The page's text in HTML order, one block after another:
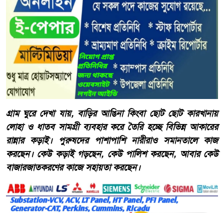
গ্রাম ঘুরে দেখা যায়, বাড়ির আঙিনা কিংবা ছোট ছোট কারখানায়
লোহা ও ধাতব সামগ্রী ব্যবহার করে তৈরি হচ্ছে বিভিন্ন আকারের
রান্নার কড়াই। পুরুষদের পাশাপাশি নারীরাও সমানতালে কাজ
করছেন। কেউ কড়াই গড়ছেন, কেউ পালিশ করছেন, আবার কেউ
বাজারজাতকরণের কাজে সহায়তা করছেন।